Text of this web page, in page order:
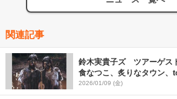
関連記事
鈴木実貴子ズ ツアーゲス
食なつこ、炙りなタウン
てこいよバッドエンド」の
2026/01/09 (金)